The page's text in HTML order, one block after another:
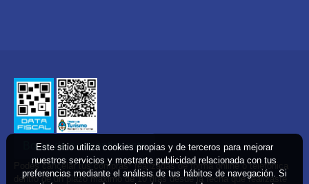
Boton de arrepentimiento
Podés cancelar tus compras* realizadas de forma online o telefonica
dentro de un plazo máximo de 10 días desde la fecha que realizaste
Este sitio utiliza cookies propias y de terceros para mejorar
nuestros servicios y mostrarte publicidad relacionada con tus
preferencias mediante el análisis de tus hábitos de navegación. Si